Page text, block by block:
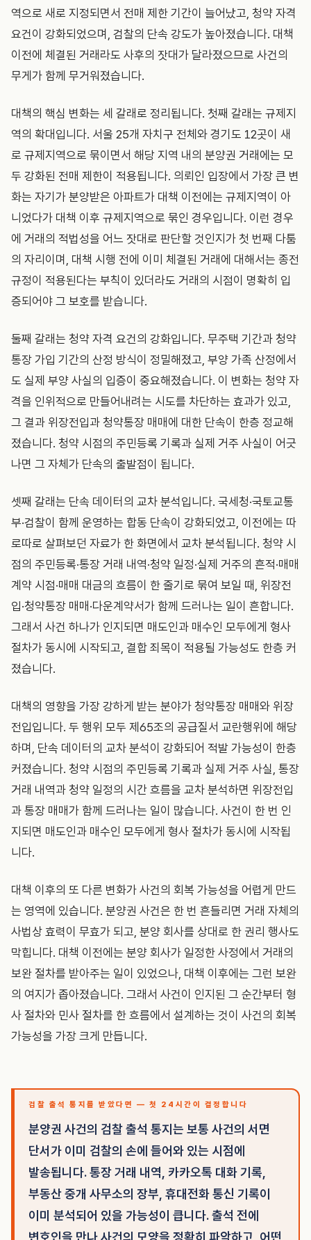
역으로 새로 지정되면서 전매 제한 기간이 늘어났고, 청약 자격
요건이 강화되었으며, 검찰의 단속 강도가 높아졌습니다. 대책
이전에 체결된 거래라도 사후의 잣대가 달라졌으므로 사건의
무게가 함께 무거워졌습니다.
대책의 핵심 변화는 세 갈래로 정리됩니다. 첫째 갈래는 규제지
역의 확대입니다. 서울 25개 자치구 전체와 경기도 12곳이 새
로 규제지역으로 묶이면서 해당 지역 내의 분양권 거래에는 모
두 강화된 전매 제한이 적용됩니다. 의뢰인 입장에서 가장 큰 변
화는 자기가 분양받은 아파트가 대책 이전에는 규제지역이 아
니었다가 대책 이후 규제지역으로 묶인 경우입니다. 이런 경우
에 거래의 적법성을 어느 잣대로 판단할 것인지가 첫 번째 다툼
의 자리이며, 대책 시행 전에 이미 체결된 거래에 대해서는 종전
규정이 적용된다는 부칙이 있더라도 거래의 시점이 명확히 입
증되어야 그 보호를 받습니다.
둘째 갈래는 청약 자격 요건의 강화입니다. 무주택 기간과 청약
통장 가입 기간의 산정 방식이 정밀해졌고, 부양 가족 산정에서
도 실제 부양 사실의 입증이 중요해졌습니다. 이 변화는 청약 자
격을 인위적으로 만들어내려는 시도를 차단하는 효과가 있고,
그 결과 위장전입과 청약통장 매매에 대한 단속이 한층 정교해
졌습니다. 청약 시점의 주민등록 기록과 실제 거주 사실이 어긋
나면 그 자체가 단속의 출발점이 됩니다.
셋째 갈래는 단속 데이터의 교차 분석입니다. 국세청·국토교통
부·검찰이 함께 운영하는 합동 단속이 강화되었고, 이전에는 따
로따로 살펴보던 자료가 한 화면에서 교차 분석됩니다. 청약 시
점의 주민등록·통장 거래 내역·청약 일정·실제 거주의 흔적·매매
계약 시점·매매 대금의 흐름이 한 줄기로 묶여 보일 때, 위장전
입·청약통장 매매·다운계약서가 함께 드러나는 일이 흔합니다.
그래서 사건 하나가 인지되면 매도인과 매수인 모두에게 형사
절차가 동시에 시작되고, 결합 죄목이 적용될 가능성도 한층 커
졌습니다.
대책의 영향을 가장 강하게 받는 분야가 청약통장 매매와 위장
전입입니다. 두 행위 모두 제65조의 공급질서 교란행위에 해당
하며, 단속 데이터의 교차 분석이 강화되어 적발 가능성이 한층
커졌습니다. 청약 시점의 주민등록 기록과 실제 거주 사실, 통장
거래 내역과 청약 일정의 시간 흐름을 교차 분석하면 위장전입
과 통장 매매가 함께 드러나는 일이 많습니다. 사건이 한 번 인
지되면 매도인과 매수인 모두에게 형사 절차가 동시에 시작됩
니다.
대책 이후의 또 다른 변화가 사건의 회복 가능성을 어렵게 만드
는 영역에 있습니다. 분양권 사건은 한 번 흔들리면 거래 자체의
사법상 효력이 무효가 되고, 분양 회사를 상대로 한 권리 행사도
막힙니다. 대책 이전에는 분양 회사가 일정한 사정에서 거래의
보완 절차를 받아주는 일이 있었으나, 대책 이후에는 그런 보완
의 여지가 좁아졌습니다. 그래서 사건이 인지된 그 순간부터 형
사 절차와 민사 절차를 한 흐름에서 설계하는 것이 사건의 회복
가능성을 가장 크게 만듭니다.
검찰 출석 통지를 받았다면 — 첫 24시간이 결정합니다
분양권 사건의 검찰 출석 통지는 보통 사건의 서면
단서가 이미 검찰의 손에 들어와 있는 시점에
발송됩니다. 통장 거래 내역, 카카오톡 대화 기록,
부동산 중개 사무소의 장부, 휴대전화 통신 기록이
이미 분석되어 있을 가능성이 큽니다. 출석 전에
변호인을 만나 사건의 모양을 정확히 파악하고, 어떤